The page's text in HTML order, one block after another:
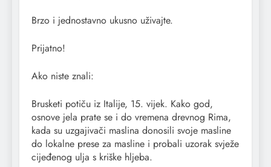
Brzo i jednostavno ukusno uživajte.
Prijatno!
Ako niste znali:
Brusketi potiču iz Italije, 15. vijek. Kako god,
osnove jela prate se i do vremena drevnog Rima,
kada su uzgajivači maslina donosili svoje masline
do lokalne prese za masline i probali uzorak svježe
cijeđenog ulja s kriške hljeba.